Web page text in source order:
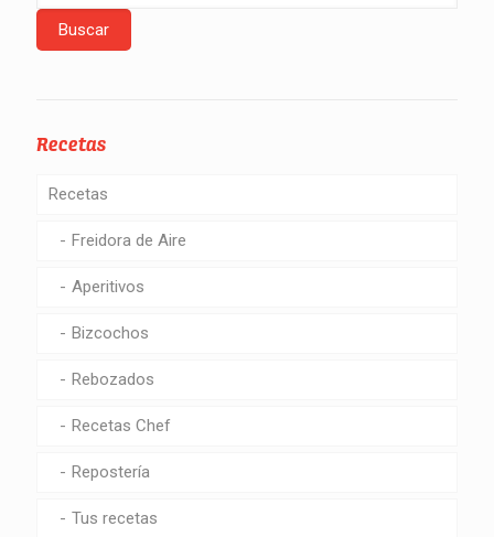
Recetas
Recetas
Freidora de Aire
Aperitivos
Bizcochos
Rebozados
Recetas Chef
Repostería
Tus recetas